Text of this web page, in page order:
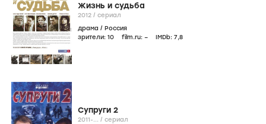
Жизнь и судьба
2012 / сериал
драма / Россия
зрители: 10 film.ru: – IMDb: 7,8
Супруги 2
2011-... / сериал